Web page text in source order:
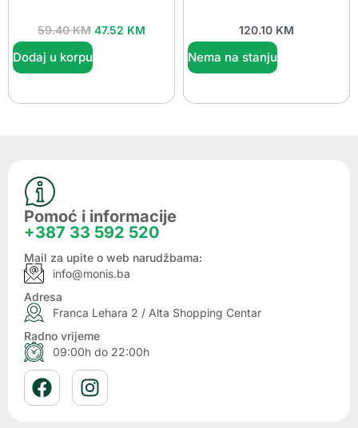
59.40KM 47.52 KM
Dodaj u korpu
120.10 KM
Nema na stanju
Pomoć i informacije
+387 33 592 520
Mail za upite o web narudžbama:
info@monis.ba
Adresa
Franca Lehara 2 / Alta Shopping Centar
Radno vrijeme
09:00h do 22:00h